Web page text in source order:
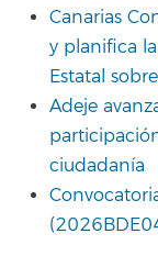
Canarias
y planifica
Estatal
Adeje
ciudadanía